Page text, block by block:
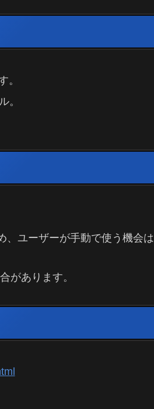
。
。
、ユーザーが手動で使う機会は
があります。